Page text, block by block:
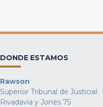
DONDE ESTAMOS
Rawson
Superior Tribunal de Justicial
Rivadavia y Jones 75